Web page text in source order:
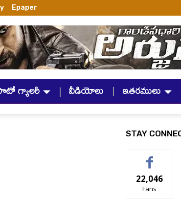
Epaper
గ్యాలరీ వీడియోలు ఇతరములు
STAY
22,046
Fans